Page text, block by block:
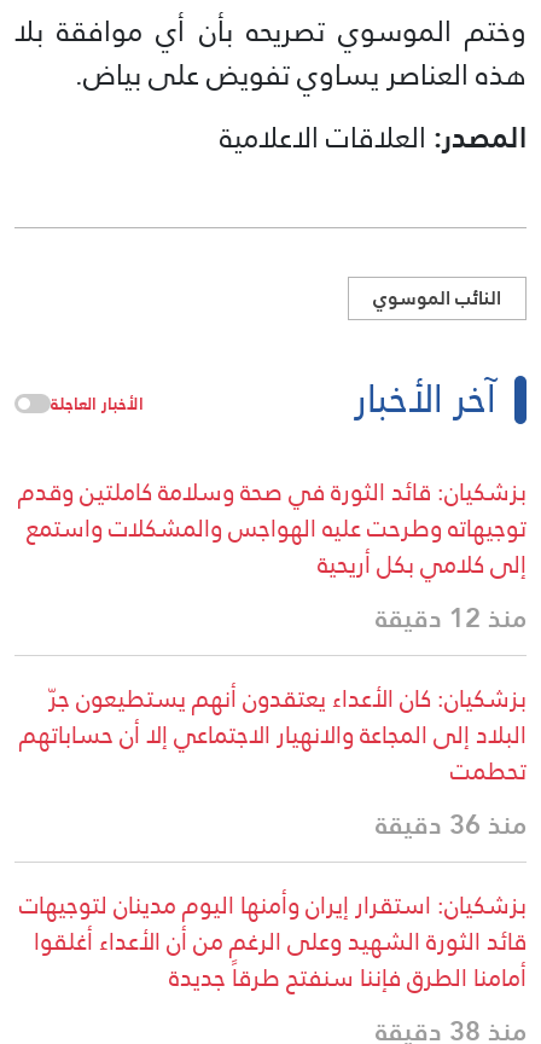
وختم الموسوي تصريحه بأن أي موافقة بلا
هذه العناصر يساوي تفويض على بياض.
المصدر: العلاقات الاعلامية
النائب الموسوي
آخر الأخبار الأخبار العاجلة
بزشكيان: قائد الثورة في صحة وسلامة كاملتين وقدم
توجيهاته وطرحت عليه الهواجس والمشكلات واستمع
إلى كلامي بكل أريحية
منذ 12 دقيقة
بزشكيان: كان الأعداء يعتقدون أنهم يستطيعون جرّ
البلاد إلى المجاعة والانهيار الاجتماعي إلا أن حساباتهم
تحطمت
منذ 36 دقيقة
بزشكيان: استقرار إيران وأمنها اليوم مدينان لتوجيهات
قائد الثورة الشهيد وعلى الرغم من أن الأعداء أغلقوا
أمامنا الطرق فإننا سنفتح طرقاً جديدة
منذ 38 دقيقة